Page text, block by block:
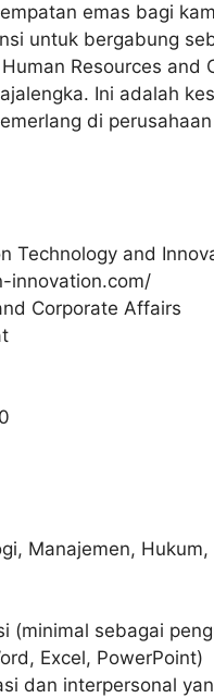
emas bagi
untuk bergabung
Resources and
Ini adalah
di
Technology and
innovation.com/
Corporate Affairs
Manajemen,
(minimal sebagai
Excel, PowerPoint)
dan interpersonal